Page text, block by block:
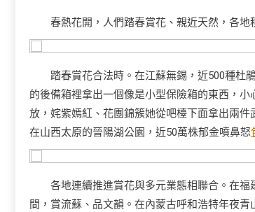
春熱花開，人們踏春賞花、親近天然，各地
踏春賞花合法時。在江蘇無錫，近500種杜
的後備箱裡拿出一個像是小型保險箱的東西，
放，姹紫嫣紅、花團錦簇她從吧檯下面拿出兩
在山西太原的晉陽湖公園，近50萬株郁金噴鼻怒
各地連續推進賞花與多元業態相聯合。在
間，賞流蘇、品文韻。在內蒙古呼和浩特年夜